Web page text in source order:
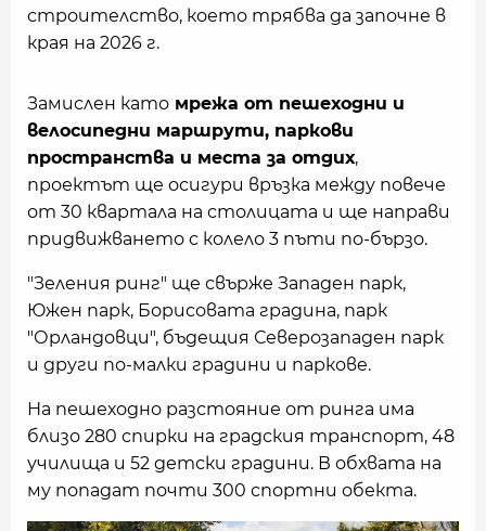
строителство, което трябва да започне в
края на 2026 г.
Замислен като мрежа от пешеходни и
велосипедни маршрути, паркови
пространства и места за отдих,
проектът ще осигури връзка между повече
от 30 квартала на столицата и ще направи
придвижването с колело 3 пъти по-бързо.
"Зеления ринг" ще свърже Западен парк,
Южен парк, Борисовата градина, парк
"Орландовци", бъдещия Северозападен парк
и други по-малки градини и паркове.
На пешеходно разстояние от ринга има
близо 280 спирки на градския транспорт, 48
училища и 52 детски градини. В обхвата на
му попадат почти 300 спортни обекта.